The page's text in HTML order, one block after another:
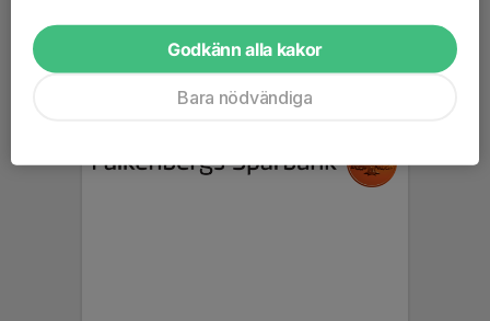
Godkänn alla kakor
Bara nödvändiga